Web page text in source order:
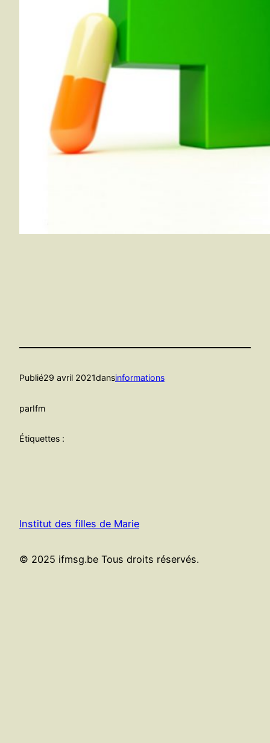
Publié29 avril 2021dansinformations
parIfm
Étiquettes :
Institut des filles de Marie
© 2025 ifmsg.be Tous droits réservés.